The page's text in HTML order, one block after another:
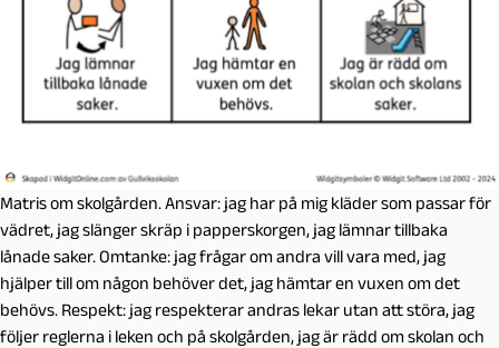
Matris om skolgården. Ansvar: jag har på mig kläder som passar för
vädret, jag slänger skräp i papperskorgen, jag lämnar tillbaka
lånade saker. Omtanke: jag frågar om andra vill vara med, jag
hjälper till om någon behöver det, jag hämtar en vuxen om det
behövs. Respekt: jag respekterar andras lekar utan att störa, jag
följer reglerna i leken och på skolgården, jag är rädd om skolan och